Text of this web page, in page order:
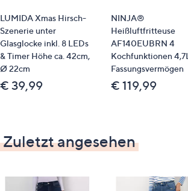
LUMIDA Xmas Hirsch-
Szenerie unter
Glasglocke inkl. 8 LEDs
& Timer Höhe ca. 42cm,
Ø 22cm
€ 39,99
NINJA®
Heißluftfritteuse
AF140EUBRN 4
Kochfunktionen 4,7L
Fassungsvermögen
€ 119,99
Zuletzt angesehen